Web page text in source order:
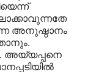
അനുഷ്ഠാനം
അയ്യപ്പനെ